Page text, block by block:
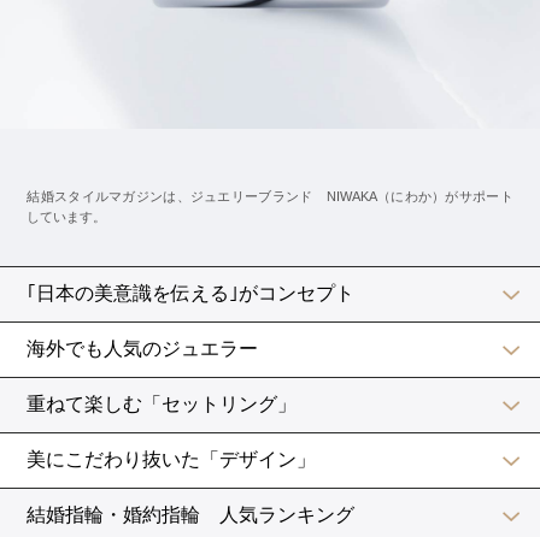
あらかじめスタッフとの間で、具合が悪くなったときの
合図を決めておくと、ゲストにも気づかれずに対応でき
てスムーズですよ。
何より新郎のサポートも重要。
常に新婦の体調に心を配ってあげてくださいね。